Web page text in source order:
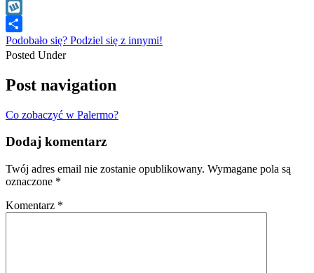
WhatsApp
Wykop
Podobało się? Podziel się z innymi!
Posted Under
Post navigation
Co zobaczyć w Palermo?
Dodaj komentarz
Twój adres email nie zostanie opublikowany. Wymagane pola są
oznaczone *
Komentarz *